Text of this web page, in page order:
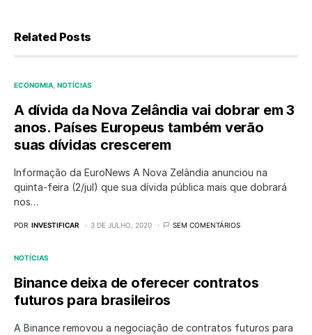
Related Posts
ECONOMIA NOTÍCIAS
A dívida da Nova Zelândia vai dobrar em 3
anos. Países Europeus também verão
suas dívidas crescerem
Informação da EuroNews A Nova Zelândia anunciou na
quinta-feira (2/jul) que sua dívida pública mais que dobrará
nos…
POR INVESTIFICAR 3 DE JULHO, 2020 SEM COMENTÁRIOS
NOTÍCIAS
Binance deixa de oferecer contratos
futuros para brasileiros
A Binance removou a negociação de contratos futuros para